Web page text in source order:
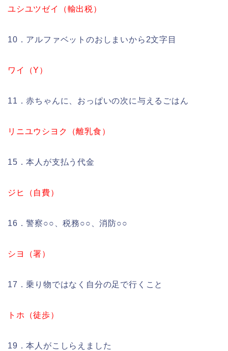
ユシユツゼイ（輸出税）
10．アルファベットのおしまいから2文字目
ワイ（Y）
11．赤ちゃんに、おっぱいの次に与えるごはん
リニユウシヨク（離乳食）
15．本人が支払う代金
ジヒ（自費）
16．警察○○、税務○○、消防○○
シヨ（署）
17．乗り物ではなく自分の足で行くこと
トホ（徒歩）
19．本人がこしらえました